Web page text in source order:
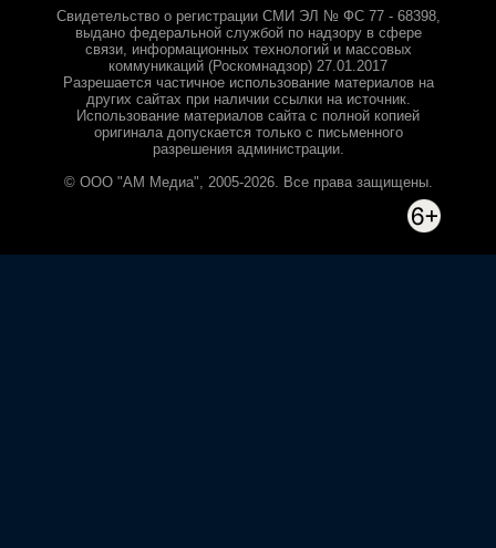
Свидетельство о регистрации СМИ ЭЛ № ФС 77 - 68398,
выдано федеральной службой по надзору в сфере
связи, информационных технологий и массовых
коммуникаций (Роскомнадзор) 27.01.2017
Разрешается частичное использование материалов на
других сайтах при наличии ссылки на источник.
Использование материалов сайта с полной копией
оригинала допускается только с письменного
разрешения администрации.
© ООО "АМ Медиа", 2005-2026. Все права защищены.